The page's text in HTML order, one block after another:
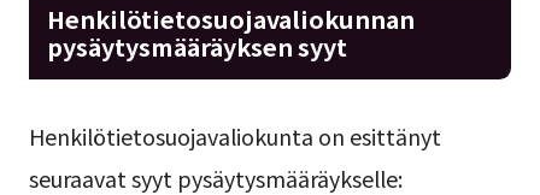
Henkilötietosuojavaliokunnan
pysäytysmääräyksen syyt
Henkilötietosuojavaliokunta on esittänyt
seuraavat syyt pysäytysmääräykselle: